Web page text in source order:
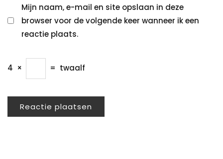
Mijn naam, e-mail en site opslaan in deze
browser voor de volgende keer wanneer ik een
reactie plaats.
4 × = twaalf